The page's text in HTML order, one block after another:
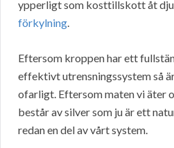
ypperligt som kosttillskott åt
förkylning
Eftersom kroppen har ett
effektivt utrensningssystem så
ofarligt. Eftersom maten vi äter
består av silver som ju är ett
redan en del av vårt system.